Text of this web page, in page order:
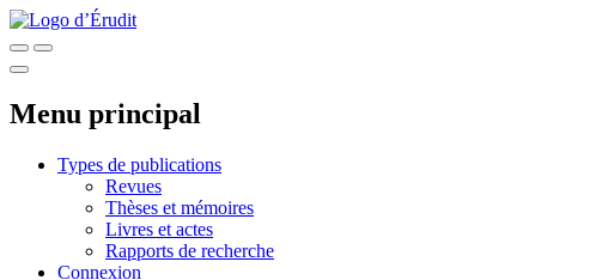
Menu principal
Types de publications
Revues
Thèses et mémoires
Livres et actes
Rapports de recherche
Connexion